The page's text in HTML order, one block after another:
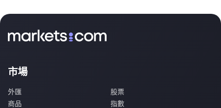
市場
外匯
股票
商品
指數